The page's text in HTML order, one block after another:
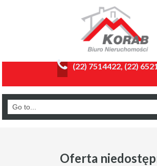
(22) 7514422, (22)
Oferta